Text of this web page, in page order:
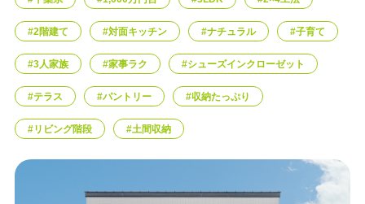
#2階建て #対面キッチン #ナチュラル #子育て
#3人家族 #家事ラク #シューズインクローゼット
#テラス #パントリー #収納たっぷり
#リビング階段 #土間収納